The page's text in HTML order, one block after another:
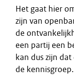
Het gaat hier
zijn van
de
een partij een
kan dus zijn
de kennisgroep.